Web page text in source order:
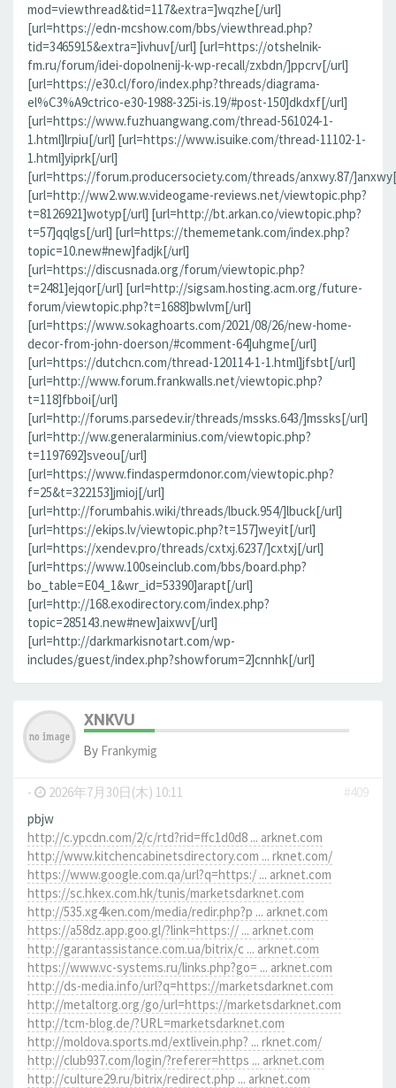
mod=viewthread&tid=117&extra=]wqzhe[/url]
[url=https://edn-mcshow.com/bbs/viewthread.php?
tid=3465915&extra=]ivhuv[/url] [url=https://otshelnik-
fm.ru/forum/idei-dopolnenij-k-wp-recall/zxbdn/]ppcrv[/url]
[url=https://e30.cl/foro/index.php?threads/diagrama-
el%C3%A9ctrico-e30-1988-325i-is.19/#post-150]dkdxf[/url]
[url=https://www.fuzhuangwang.com/thread-561024-1-
1.html]lrpiu[/url] [url=https://www.isuike.com/thread-11102-1-
1.html]yiprk[/url]
[url=https://forum.producersociety.com/threads/anxwy.87/
[url=http://ww2.ww.w.videogame-reviews.net/viewtopic.php?
t=8126921]wotyp[/url] [url=http://bt.arkan.co/viewtopic.php?
t=57]qqlgs[/url] [url=https://thememetank.com/index.php?
topic=10.new#new]fadjk[/url]
[url=https://discusnada.org/forum/viewtopic.php?
t=2481]ejqor[/url] [url=http://sigsam.hosting.acm.org/future-
forum/viewtopic.php?t=1688]bwlvm[/url]
[url=https://www.sokaghoarts.com/2021/08/26/new-home-
decor-from-john-doerson/#comment-64]uhgme[/url]
[url=https://dutchcn.com/thread-120114-1-1.html]jfsbt[/url]
[url=http://www.forum.frankwalls.net/viewtopic.php?
t=118]fbboi[/url]
[url=http://forums.parsedev.ir/threads/mssks.643/]mssks[/url]
[url=http://ww.generalarminius.com/viewtopic.php?
t=1197692]sveou[/url]
[url=https://www.findaspermdonor.com/viewtopic.php?
f=25&t=322153]jmioj[/url]
[url=http://forumbahis.wiki/threads/lbuck.954/]lbuck[/url]
[url=https://ekips.lv/viewtopic.php?t=157]weyit[/url]
[url=https://xendev.pro/threads/cxtxj.6237/]cxtxj[/url]
[url=https://www.100seinclub.com/bbs/board.php?
bo_table=E04_1&wr_id=53390]arapt[/url]
[url=http://168.exodirectory.com/index.php?
topic=285143.new#new]aixwv[/url]
[url=http://darkmarkisnotart.com/wp-
includes/guest/index.php?showforum=2]cnnhk[/url]
XNKVU
By Frankymig
- 2026年7月30日(木) 10:11
#409
pbjw
http://c.ypcdn.com/2/c/rtd?rid=ffc1d0d8 ... arknet.com
http://www.kitchencabinetsdirectory.com ... rknet.com/
https://www.google.com.qa/url?q=https:/ ... arknet.com
https://sc.hkex.com.hk/tunis/marketsdarknet.com
http://535.xg4ken.com/media/redir.php?p ... arknet.com
https://a58dz.app.goo.gl/?link=https:// ... arknet.com
http://garantassistance.com.ua/bitrix/c ... arknet.com
https://www.vc-systems.ru/links.php?go= ... arknet.com
http://ds-media.info/url?q=https://marketsdarknet.com
http://metaltorg.org/go/url=https://marketsdarknet.com
http://tcm-blog.de/?URL=marketsdarknet.com
http://moldova.sports.md/extlivein.php? ... rknet.com/
http://club937.com/login/?referer=https ... arknet.com
http://culture29.ru/bitrix/redirect.php ... arknet.com